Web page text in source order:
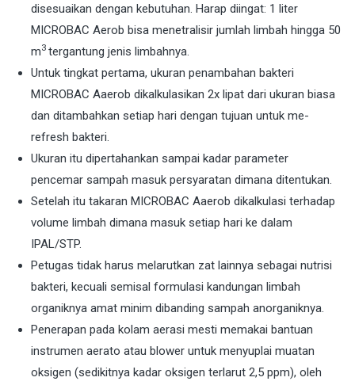
disesuaikan dengan kebutuhan. Harap diingat: 1 liter
MICROBAC Aerob bisa menetralisir jumlah limbah hingga 50
m3 tergantung jenis limbahnya.
Untuk tingkat pertama, ukuran penambahan bakteri
MICROBAC Aaerob dikalkulasikan 2x lipat dari ukuran biasa
dan ditambahkan setiap hari dengan tujuan untuk me-
refresh bakteri.
Ukuran itu dipertahankan sampai kadar parameter
pencemar sampah masuk persyaratan dimana ditentukan.
Setelah itu takaran MICROBAC Aaerob dikalkulasi terhadap
volume limbah dimana masuk setiap hari ke dalam
IPAL/STP.
Petugas tidak harus melarutkan zat lainnya sebagai nutrisi
bakteri, kecuali semisal formulasi kandungan limbah
organiknya amat minim dibanding sampah anorganiknya.
Penerapan pada kolam aerasi mesti memakai bantuan
instrumen aerato atau blower untuk menyuplai muatan
oksigen (sedikitnya kadar oksigen terlarut 2,5 ppm), oleh